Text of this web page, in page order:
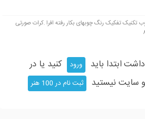
تکنیک تفکیک رنگ چوبهای بکار رفته افرا .کرات صورتی
ابتدا باید ورود
کنید یا در
سایت نیستید
ثبت نام در 100 هنر